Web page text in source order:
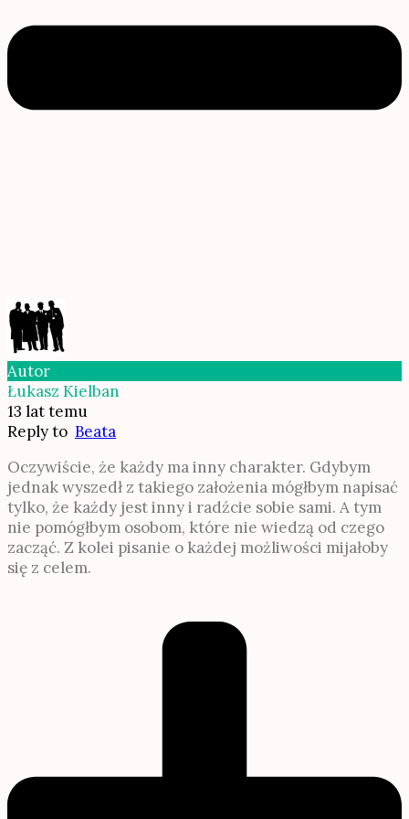
Autor
Łukasz Kielban
13 lat temu
Reply to Beata
Oczywiście, że każdy ma inny charakter. Gdybym
jednak wyszedł z takiego założenia mógłbym napisać
tylko, że każdy jest inny i radźcie sobie sami. A tym
nie pomógłbym osobom, które nie wiedzą od czego
zacząć. Z kolei pisanie o każdej możliwości mijałoby
się z celem.